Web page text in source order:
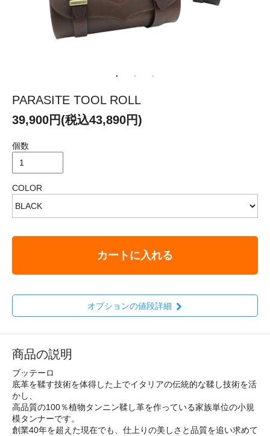
PARASITE TOOL ROLL
39,900円(税込43,890円)
個数
COLOR
カートに入れる
オプションの値段詳細
商品の説明
ブッテーロ
底革を鞣す技術を体得した上でイタリアの伝統的な鞣し技術を活
かし、
高品質の100％植物タンニン鞣し革を作っている家族単位の小規
模タンナーです。
創業40年を超えた現在でも、仕上りの美しさと品質を追い求めて